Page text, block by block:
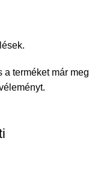
a terméket már